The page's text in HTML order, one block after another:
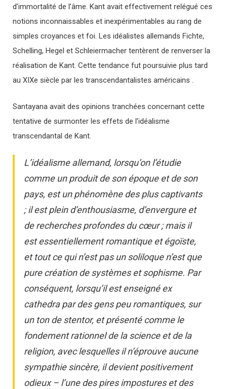
d’immortalité de l’âme. Kant avait effectivement relégué ces
notions inconnaissables et inexpérimentables au rang de
simples croyances et foi. Les idéalistes allemands Fichte,
Schelling, Hegel et Schleiermacher tentèrent de renverser la
réalisation de Kant. Cette tendance fut poursuivie plus tard
au XIXe siècle par les transcendantalistes américains .
Santayana avait des opinions tranchées concernant cette
tentative de surmonter les effets de l’idéalisme
transcendantal de Kant.
L’idéalisme allemand, lorsqu’on l’étudie
comme un produit de son époque et de son
pays, est un phénomène des plus captivants
; il est plein d’enthousiasme, d’envergure et
de recherches profondes du cœur ; mais il
est essentiellement romantique et égoïste,
et tout ce qui n’est pas un soliloque n’est que
pure création de systèmes et sophisme. Par
conséquent, lorsqu’il est enseigné ex
cathedra par des gens peu romantiques, sur
un ton de stentor, et présenté comme le
fondement rationnel de la science et de la
religion, avec lesquelles il n’éprouve aucune
sympathie sincère, il devient positivement
odieux – l’une des pires impostures et des